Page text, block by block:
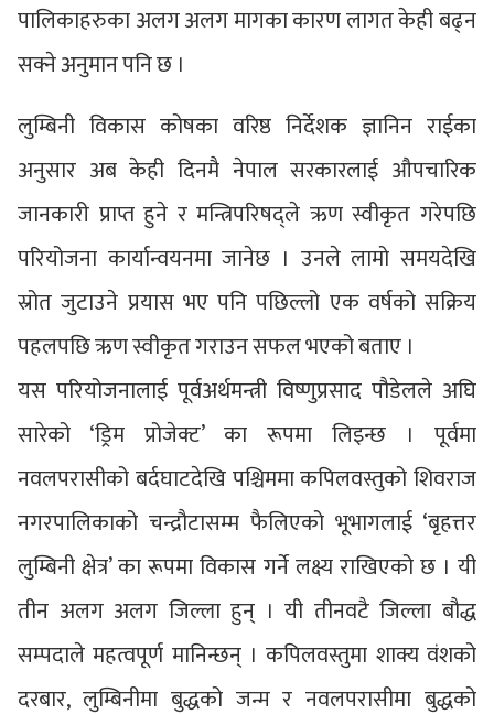
पालिकाहरुका अलग अलग मागका कारण लागत केही बढ्न
सक्ने अनुमान पनि छ ।
लुम्बिनी विकास कोषका वरिष्ठ निर्देशक ज्ञानिन राईका
अनुसार अब केही दिनमै नेपाल सरकारलाई औपचारिक
जानकारी प्राप्त हुने र मन्त्रिपरिषद्ले ऋण स्वीकृत गरेपछि
परियोजना कार्यान्वयनमा जानेछ । उनले लामो समयदेखि
स्रोत जुटाउने प्रयास भए पनि पछिल्लो एक वर्षको सक्रिय
पहलपछि ऋण स्वीकृत गराउन सफल भएको बताए ।
यस परियोजनालाई पूर्वअर्थमन्त्री विष्णुप्रसाद पौडेलले अघि
सारेको ‘ड्रिम प्रोजेक्ट’ का रूपमा लिइन्छ । पूर्वमा
नवलपरासीको बर्दघाटदेखि पश्चिममा कपिलवस्तुको शिवराज
नगरपालिकाको चन्द्रौटासम्म फैलिएको भूभागलाई ‘बृहत्तर
लुम्बिनी क्षेत्र’ का रूपमा विकास गर्ने लक्ष्य राखिएको छ । यी
तीन अलग अलग जिल्ला हुन् । यी तीनवटै जिल्ला बौद्ध
सम्पदाले महत्वपूर्ण मानिन्छन् । कपिलवस्तुमा शाक्य वंशको
दरबार, लुम्बिनीमा बुद्धको जन्म र नवलपरासीमा बुद्धको